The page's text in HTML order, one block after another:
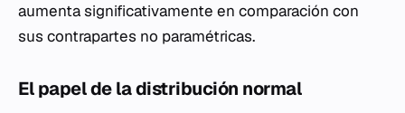
aumenta significativamente en comparación con
sus contrapartes no paramétricas.
El papel de la distribución normal